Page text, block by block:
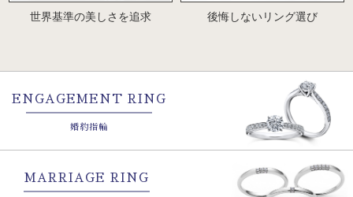
世界基準の美しさを追求 後悔しないリング選び
ENGAGEMENT RING
婚約指輪
MARRIAGE RING